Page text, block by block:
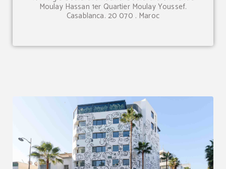
Moulay Hassan 1er Quartier Moulay Youssef.
Casablanca. 20 070 . Maroc